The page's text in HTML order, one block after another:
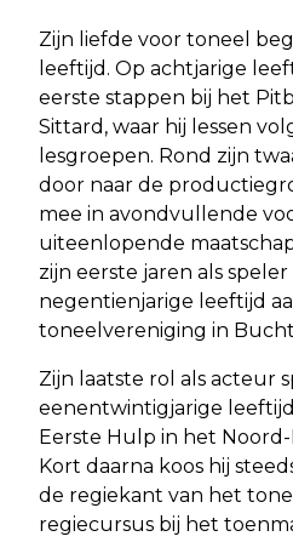
Zijn liefde voor toneel
leeftijd. Op achtjarige
eerste stappen bij het
Sittard, waar hij lessen
lesgroepen. Rond zijn
door naar de
mee in avondvullende
uiteenlopende
zijn eerste jaren als
negentienjarige leeftijd
toneelvereniging in
Zijn laatste rol als acteur
eenentwintigjarige
Eerste Hulp in het Noord-
Kort daarna koos hij
de regiekant van het
regiecursus bij het